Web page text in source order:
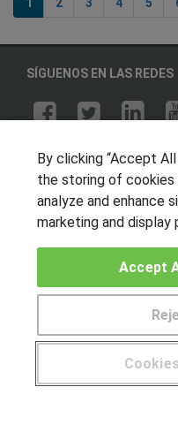
SÍGUENOS EN LAS REDES
OTROS GRUPOS DE
Muro de los idiomas
Hablemos de empleo
CENTROS DE FORMACIÓN
By clicking “Accept
the storing of cookies
analyze and enhance
marketing and display
Accept